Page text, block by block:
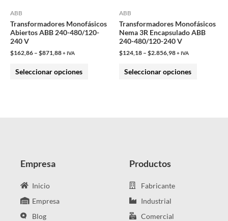
ABB
Transformadores Monofásicos
Abiertos ABB 240-480/120-
240 V
$162,86 – $871,88+ IVA
Seleccionar opciones
elegir
en
ABB
Transformadores Monofásicos
Nema 3R Encapsulado ABB
240-480/120-240 V
$124,18 – $2.856,98+ IVA
Seleccionar opciones
elegir
en
Empresa
Inicio
Empresa
Blog
Productos
Fabricante
Industrial
Comercial